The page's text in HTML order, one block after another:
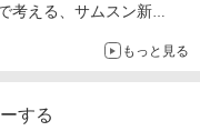
考える、サムスン新
もっと見る
する